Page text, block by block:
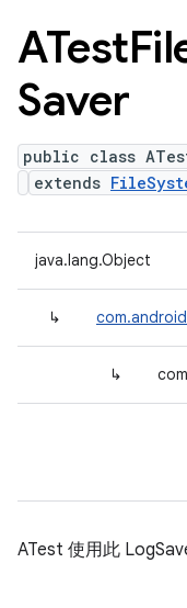
ATest
Saver
public class
extends
java.lang.Object
↳
↳
ATest 使用此